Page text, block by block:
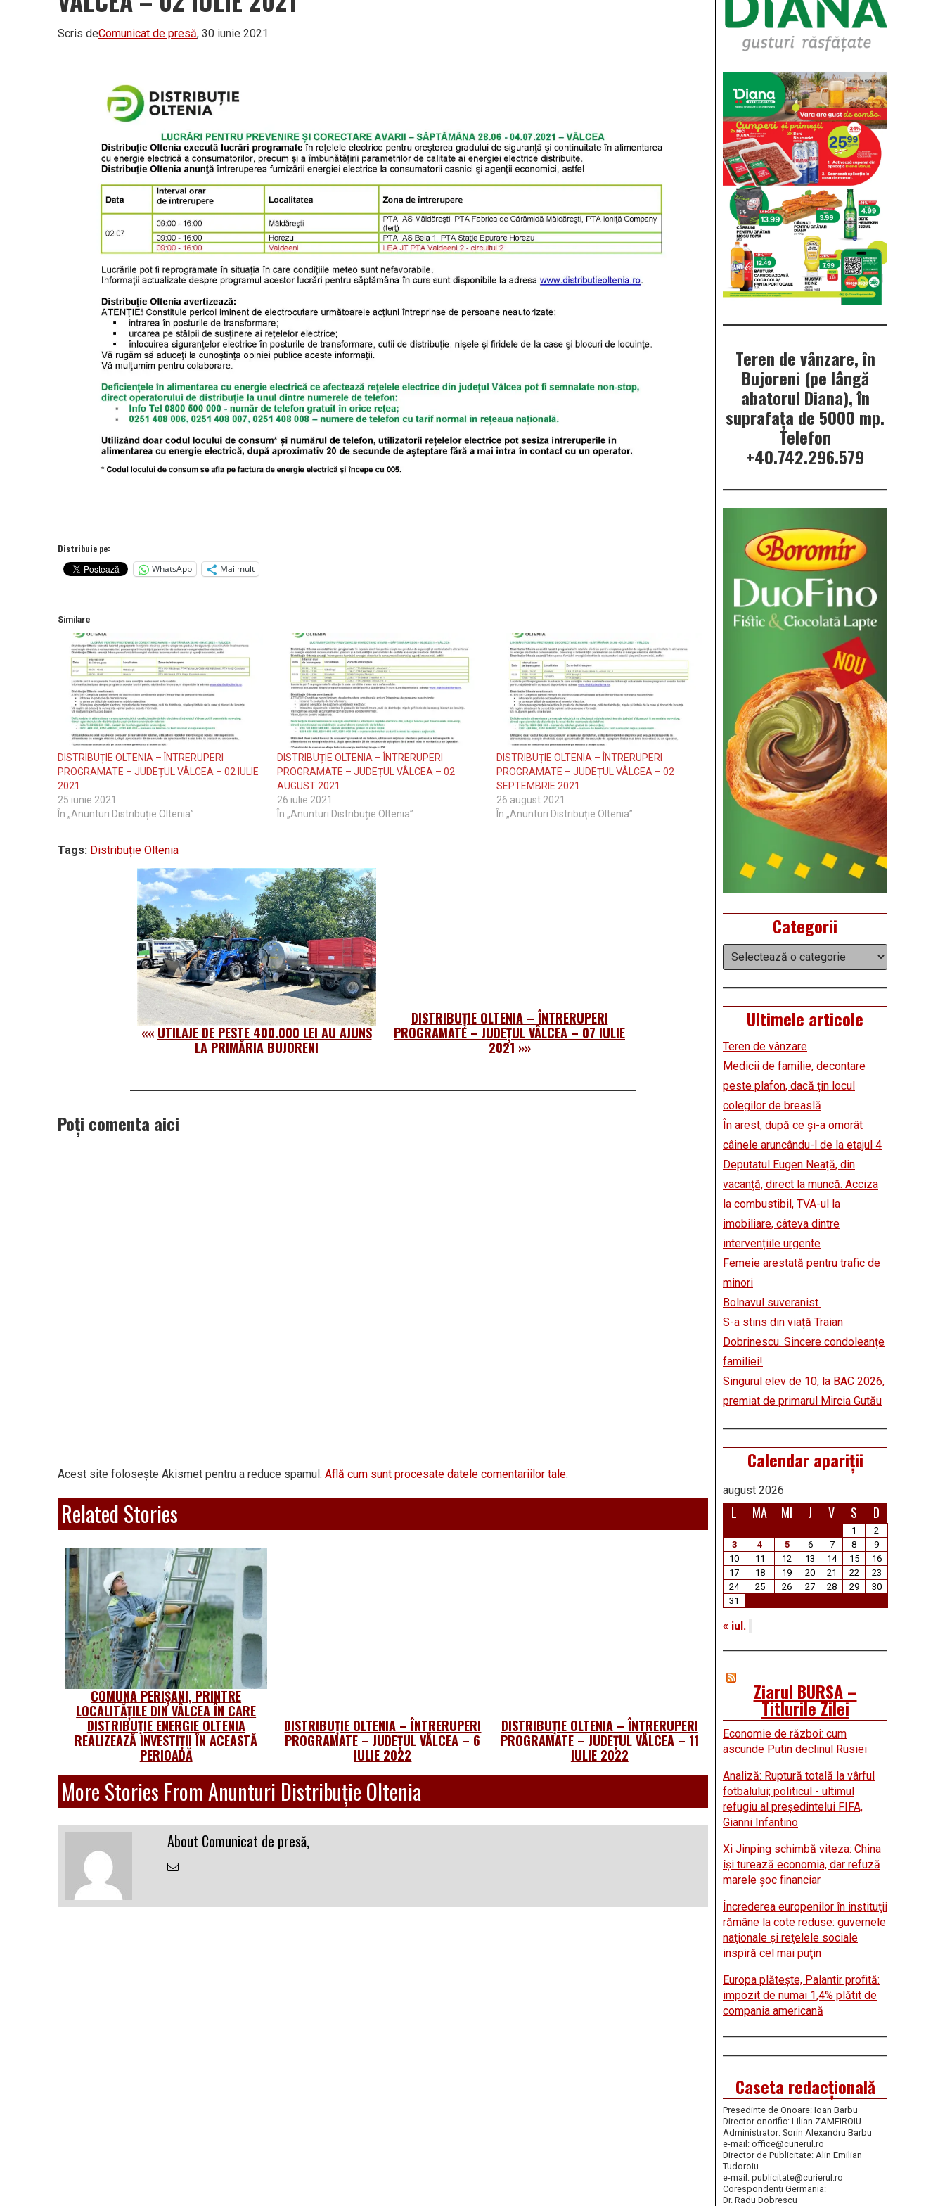
Vâlcea
Scris deComunicat de presă, 30 iunie 2021
Distribuie pe:
WhatsApp
Mai mult
Similare
DISTRIBUȚIE OLTENIA – ÎNTRERUPERI
PROGRAMATE – JUDEȚUL VÂLCEA – 02 IULIE
2021
25 iunie 2021
În „Anunturi Distribuție Oltenia”
DISTRIBUȚIE OLTENIA – ÎNTRERUPERI
PROGRAMATE – JUDEȚUL VÂLCEA – 02
AUGUST 2021
26 iulie 2021
În „Anunturi Distribuție Oltenia”
DISTRIBUȚIE OLTENIA – ÎNTRERUPERI
PROGRAMATE – JUDEȚUL VÂLCEA – 02
SEPTEMBRIE 2021
26 august 2021
În „Anunturi Distribuție Oltenia”
Tags: Distribuție Oltenia
«« UTILAJE DE PESTE 400.000 LEI AU AJUNS
LA PRIMĂRIA BUJORENI
DISTRIBUȚIE OLTENIA – ÎNTRERUPERI
PROGRAMATE – JUDEȚUL VÂLCEA – 07 IULIE
2021 »»
Poți comenta aici
Acest site folosește Akismet pentru a reduce spamul. Află cum sunt procesate datele comentariilor tale.
Related Stories
COMUNA PERIȘANI, PRINTRE
LOCALITĂȚILE DIN VÂLCEA ÎN CARE
DISTRIBUȚIE ENERGIE OLTENIA
REALIZEAZĂ INVESTIȚII ÎN ACEASTĂ
PERIOADĂ
DISTRIBUȚIE OLTENIA – ÎNTRERUPERI
PROGRAMATE – JUDEȚUL VÂLCEA – 6
IULIE 2022
DISTRIBUȚIE OLTENIA – ÎNTRERUPERI
PROGRAMATE – JUDEȚUL VÂLCEA – 11
IULIE 2022
More Stories From Anunturi Distribuție Oltenia
About Comunicat de presă,
Email
Teren de vânzare, în
Bujoreni (pe lângă
abatorul Diana), în
suprafața de 5000 mp.
Telefon
+40.742.296.579
Categorii
Categorii
Ultimele articole
Teren de vânzare
Medicii de familie, decontare
peste plafon, dacă țin locul
colegilor de breaslă
În arest, după ce și-a omorât
câinele aruncându-l de la etajul 4
Deputatul Eugen Neață, din
vacanță, direct la muncă. Acciza
la combustibil, TVA-ul la
imobiliare, câteva dintre
intervențiile urgente
Femeie arestată pentru trafic de
minori
Bolnavul suveranist
S-a stins din viață Traian
Dobrinescu. Sincere condoleanțe
familiei!
Singurul elev de 10, la BAC 2026,
premiat de primarul Mircia Gutău
Calendar apariții
august 2026
L MA MI J V S D
1
2
3
4 5 6 7 8
9
10
11 12 13 14 15
16
17
18 19 20 21 22
23
24
25 26 27 28 29
30
31
« iul.
Ziarul BURSA –
Titlurile Zilei
Economie de război: cum
ascunde Putin declinul Rusiei
Analiză: Ruptură totală la vârful
fotbalului; politicul - ultimul
refugiu al preşedintelui FIFA,
Gianni Infantino
Xi Jinping schimbă viteza: China
îşi turează economia, dar refuză
marele şoc financiar
Încrederea europenilor în instituţii
rămâne la cote reduse: guvernele
naţionale şi reţelele sociale
inspiră cel mai puţin
Europa plăteşte, Palantir profită:
impozit de numai 1,4% plătit de
compania americană
Caseta redacțională
Președinte de Onoare: Ioan Barbu
Director onorific: Lilian ZAMFIROIU
Administrator: Sorin Alexandru Barbu
e-mail: office@curierul.ro
Director de Publicitate: Alin Emilian
Tudoroiu
e-mail: publicitate@curierul.ro
Corespondenți Germania:
Dr. Radu Dobrescu